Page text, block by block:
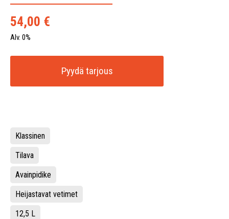
54,00 €
Alv. 0%
Pyydä tarjous
Klassinen
Tilava
Avainpidike
Heijastavat vetimet
12,5 L